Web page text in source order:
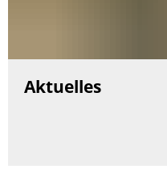
Aktuelles